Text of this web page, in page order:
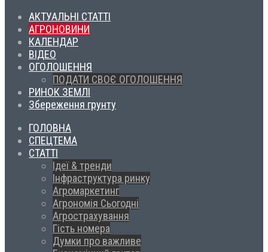
АКТУАЛЬНІ СТАТТІ
АГРОНОВИНИ
КАЛЕНДАР
ВІДЕО
ОГОЛОШЕННЯ
ПОДАТИ СВОЄ ОГОЛОШЕННЯ
РИНОК ЗЕМЛІ
Збереження грунту
ГОЛОВНА
СПЕЦТЕМА
СТАТТІ
Ідеї & тренди
Інфраструктура ринку
Агромаркетинг
Агрономія Сьогодні
Агрострахування
Гість номера
Думки про важливе